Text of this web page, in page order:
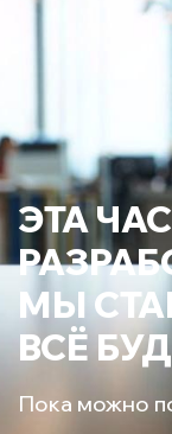
ЭТА
МЫ
ВСЁ
Пока можно